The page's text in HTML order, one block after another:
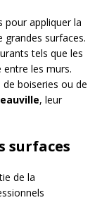
pour appliquer la
surfaces.
tels que les
entre les murs.
boiseries ou de
, leur
surfaces
de la